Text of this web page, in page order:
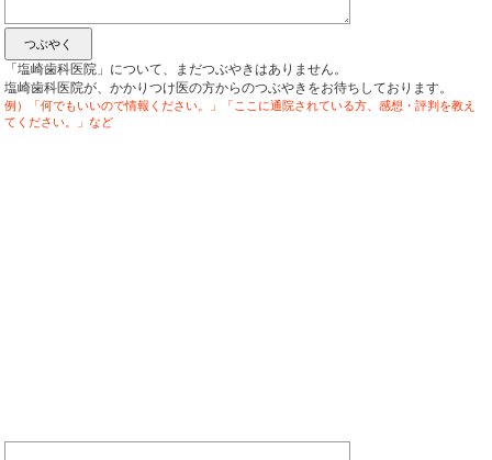
「塩崎歯科医院」について、まだつぶやきはありません。
塩崎歯科医院が、かかりつけ医の方からのつぶやきをお待ちしております。
例）「何でもいいので情報ください。」「ここに通院されている方、感想・評判を教え
てください。」など